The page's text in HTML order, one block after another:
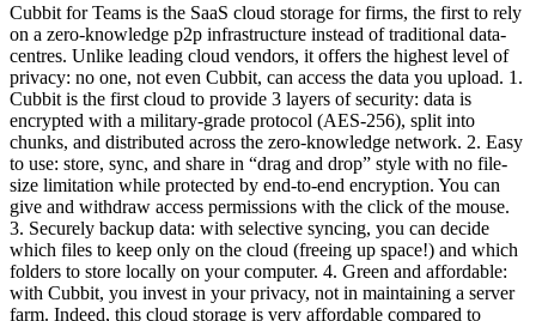
Cubbit for Teams is the SaaS cloud storage for firms, the first to rely
on a zero-knowledge p2p infrastructure instead of traditional data-
centres. Unlike leading cloud vendors, it offers the highest level of
privacy: no one, not even Cubbit, can access the data you upload. 1.
Cubbit is the first cloud to provide 3 layers of security: data is
encrypted with a military-grade protocol (AES-256), split into
chunks, and distributed across the zero-knowledge network. 2. Easy
to use: store, sync, and share in “drag and drop” style with no file-
size limitation while protected by end-to-end encryption. You can
give and withdraw access permissions with the click of the mouse.
3. Securely backup data: with selective syncing, you can decide
which files to keep only on the cloud (freeing up space!) and which
folders to store locally on your computer. 4. Green and affordable:
with Cubbit, you invest in your privacy, not in maintaining a server
farm. Indeed, this cloud storage is very affordable compared to